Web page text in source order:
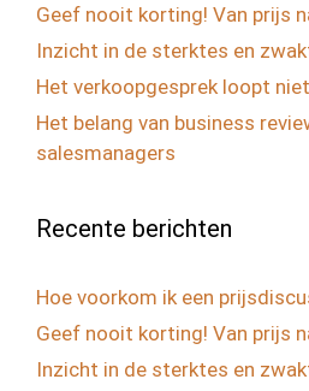
Geef nooit korting! Van prijs
Inzicht in de sterktes en
Het verkoopgesprek loopt
Het belang van business
salesmanagers
Recente berichten
Hoe voorkom ik een
Geef nooit korting! Van prijs
Inzicht in de sterktes en